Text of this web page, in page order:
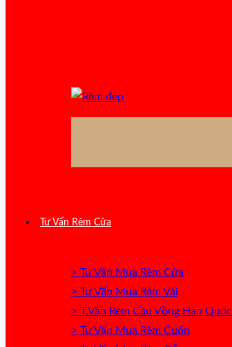
Tư Vấn Rèm Cửa
> Tư Vấn Mua Rèm Cửa
> Tư Vấn Mua Rèm Vải
> T.Vấn Rèm Cầu Vồng Hàn Quốc
> Tư Vấn Mua Rèm Cuốn